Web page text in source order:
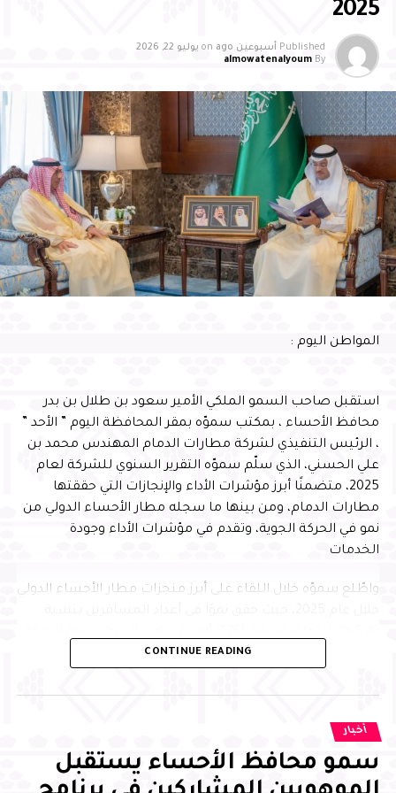
وتخللت فقرات الحفل نماذج متميزة من قراءات الحفاظ من
طلاب الجمعية، إضافةً إلى عرضٍ مرئي تناول أبرز برامج
وأنشطة الجمعية، واستثماراتها، وخططها المستقبلية، في
وهنّأ سمو محافظ الأحساء الحفاظ والمجازين بهذا الإنجاز
تحفيظ القرآن الكريم، وإقامة المسابقات، وتشجيع وتكريم
حفظة كتاب الله
لتحفيظ القرآن الكريم بالأحساء، تقديرًا لجهودهم في خدمة
القرآن الكريم وأهله
2025
Published أسبوعين ago on يوليو 22, 2026
By
almowatenalyoum
المواطن اليوم :
استقبل صاحب السمو الملكي الأمير سعود بن طلال بن بدر
محافظ الأحساء ، بمكتب سموّه بمقر المحافظة اليوم ” الأحد ”
، الرئيس التنفيذي لشركة مطارات الدمام المهندس محمد بن
علي الحسني، الذي سلّم سموّه التقرير السنوي للشركة لعام
2025، متضمنًا أبرز مؤشرات الأداء والإنجازات التي حققتها
مطارات الدمام، ومن بينها ما سجله مطار الأحساء الدولي من
نمو في الحركة الجوية، وتقدم في مؤشرات الأداء وجودة
الخدمات
واطّلع سموّه خلال اللقاء على أبرز منجزات مطار الأحساء الدولي
الجوية بنسبة (7.3%) مقارنة بعام 2024، بما يعكس تنامي
الخدمات والاستدامة والتميز التشغيلي، من أبرزها حصوله على
شهادة اعتماد المستوى الأول لإدارة الانبعاثات الكربونية
للمطارات من مجلس المطارات الدولي
CONTINUE READING
أخبار
سمو محافظ الأحساء يستقبل